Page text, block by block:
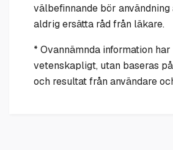
välbefinnande bör användning
aldrig ersätta råd från läkare.
* Ovannämnda information
vetenskapligt, utan baseras
och resultat från användare